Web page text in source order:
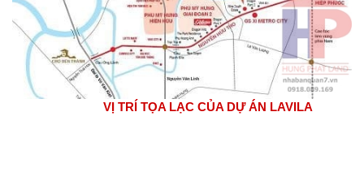
VỊ TRÍ TỌA LẠC CỦA DỰ ÁN LAVILA